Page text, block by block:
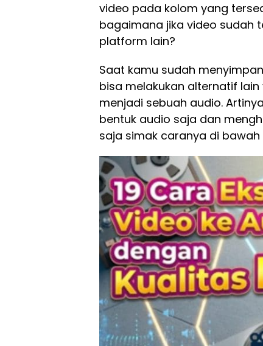
video pada kolom yang
bagaimana jika video sudah
platform lain?
Saat kamu sudah
bisa melakukan alternatif
menjadi sebuah audio.
bentuk audio saja dan
saja simak caranya di bawah